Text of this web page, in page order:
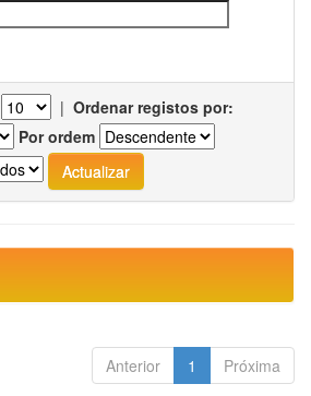
| Ordenar registos por:
Por ordem
Anterior 1 Próxima